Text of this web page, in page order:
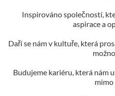
Inspirováno společností,
aspirace a
Daří se nám v kultuře, která
Budujeme kariéru, která nám
mimo